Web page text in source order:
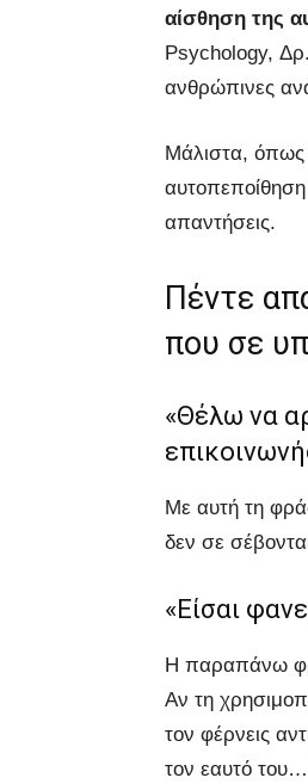
αίσθηση της
Psychology, Δρ.
ανθρώπινες
Μάλιστα, όπως
απαντήσεις.
Πέντε
που σε
«Θέλω να
Με αυτή τη
δεν σε
«Είσαι
Η παραπάνω
Αν τη
τον φέρνεις
τον εαυτό του…